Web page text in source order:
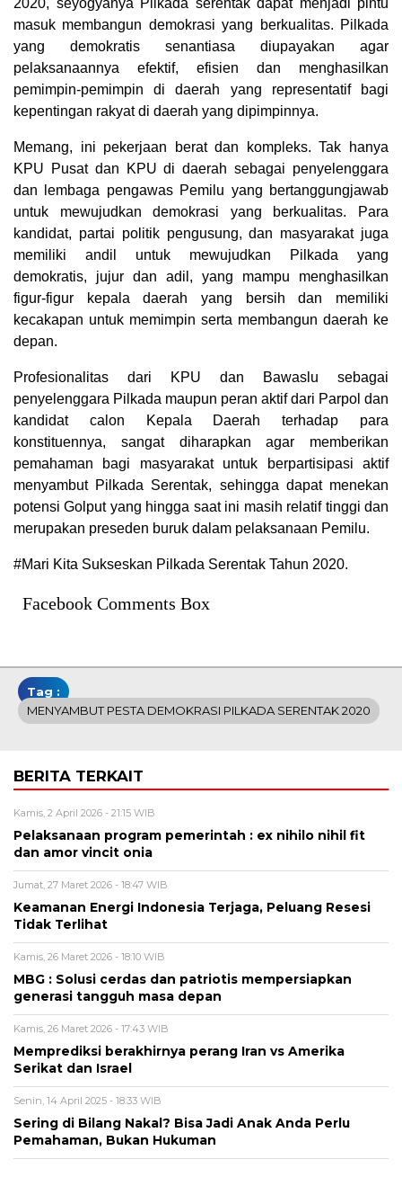
2020, seyogyanya Pilkada serentak dapat menjadi pintu
masuk membangun demokrasi yang berkualitas. Pilkada
yang demokratis senantiasa diupayakan agar
pelaksanaannya efektif, efisien dan menghasilkan
pemimpin-pemimpin di daerah yang representatif bagi
kepentingan rakyat di daerah yang dipimpinnya.
Memang, ini pekerjaan berat dan kompleks. Tak hanya
KPU Pusat dan KPU di daerah sebagai penyelenggara
dan lembaga pengawas Pemilu yang bertanggungjawab
untuk mewujudkan demokrasi yang berkualitas. Para
kandidat, partai politik pengusung, dan masyarakat juga
memiliki andil untuk mewujudkan Pilkada yang
demokratis, jujur dan adil, yang mampu menghasilkan
figur-figur kepala daerah yang bersih dan memiliki
kecakapan untuk memimpin serta membangun daerah ke
depan.
Profesionalitas dari KPU dan Bawaslu sebagai
penyelenggara Pilkada maupun peran aktif dari Parpol dan
kandidat calon Kepala Daerah terhadap para
konstituennya, sangat diharapkan agar memberikan
pemahaman bagi masyarakat untuk berpartisipasi aktif
menyambut Pilkada Serentak, sehingga dapat menekan
potensi Golput yang hingga saat ini masih relatif tinggi dan
merupakan preseden buruk dalam pelaksanaan Pemilu.
#Mari Kita Sukseskan Pilkada Serentak Tahun 2020.
Facebook Comments Box
Tag :
MENYAMBUT PESTA DEMOKRASI PILKADA SERENTAK 2020
BERITA TERKAIT
Kamis, 2 April 2026 - 21:15 WIB
Pelaksanaan program pemerintah : ex nihilo nihil fit
dan amor vincit onia
Jumat, 27 Maret 2026 - 18:47 WIB
Keamanan Energi Indonesia Terjaga, Peluang Resesi
Tidak Terlihat
Kamis, 26 Maret 2026 - 18:10 WIB
MBG : Solusi cerdas dan patriotis mempersiapkan
generasi tangguh masa depan
Kamis, 26 Maret 2026 - 17:43 WIB
Memprediksi berakhirnya perang Iran vs Amerika
Serikat dan Israel
Senin, 14 April 2025 - 18:33 WIB
Sering di Bilang Nakal? Bisa Jadi Anak Anda Perlu
Pemahaman, Bukan Hukuman